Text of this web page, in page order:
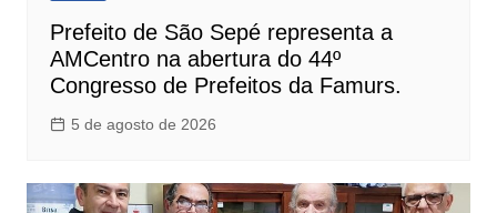
Prefeito de São Sepé representa a
AMCentro na abertura do 44º
Congresso de Prefeitos da Famurs.
5 de agosto de 2026